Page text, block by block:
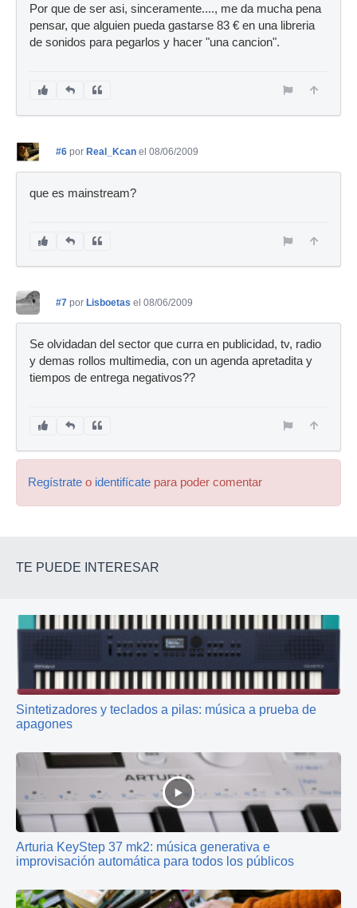
Por que de ser asi, sinceramente...., me da mucha pena
pensar, que alguien pueda gastarse 83 € en una libreria
de sonidos para pegarlos y hacer "una cancion".
#6 por Real_Kcan el 08/06/2009
que es mainstream?
#7 por Lisboetas el 08/06/2009
Se olvidadan del sector que curra en publicidad, tv, radio
y demas rollos multimedia, con un agenda apretadita y
tiempos de entrega negativos??
Regístrate o identifícate para poder comentar
TE PUEDE INTERESAR
Sintetizadores y teclados a pilas: música a prueba de
apagones
Arturia KeyStep 37 mk2: música generativa e
improvisación automática para todos los públicos